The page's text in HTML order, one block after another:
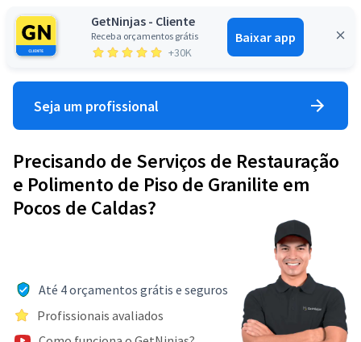
GetNinjas - Cliente
Receba orçamentos grátis
+30K
Baixar app
Entrar
Seja um profissional
Precisando de Serviços de Restauração
e Polimento de Piso de Granilite em
Pocos de Caldas?
Até 4 orçamentos grátis e seguros
Profissionais avaliados